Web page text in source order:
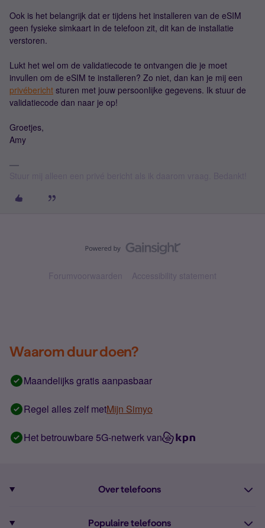
Ook is het belangrijk dat er tijdens het installeren van de eSIM
geen fysieke simkaart in de telefoon zit, dit kan de installatie
verstoren.
Lukt het wel om de validatiecode te ontvangen die je moet
invullen om de eSIM te installeren? Zo niet, dan kan je mij een
privébericht sturen met jouw persoonlijke gegevens. Ik stuur de
validatiecode dan naar je op!
Groetjes,
Amy
Forumvoorwaarden Accessibility statement
Waarom duur doen?
Maandelijks gratis aanpasbaar
Regel alles zelf metMijn Simyo
Het betrouwbare 5G-netwerk van
Over telefoons
Populaire telefoons